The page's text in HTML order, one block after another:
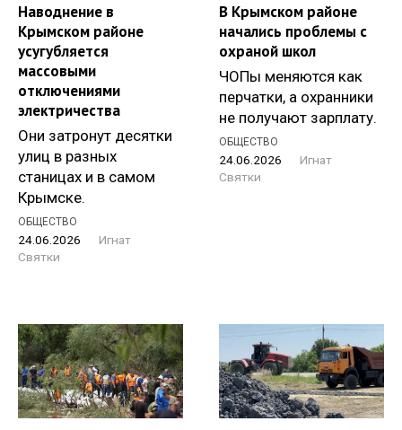
Наводнение в
Крымском районе
усугубляется
массовыми
отключениями
электричества
Они затронут десятки
улиц в разных
станицах и в самом
Крымске.
ОБЩЕСТВО
24.06.2026
Игнат
Святки
В Крымском районе
начались проблемы с
охраной школ
ЧОПы меняются как
перчатки, а охранники
не получают зарплату.
ОБЩЕСТВО
24.06.2026
Игнат
Святки